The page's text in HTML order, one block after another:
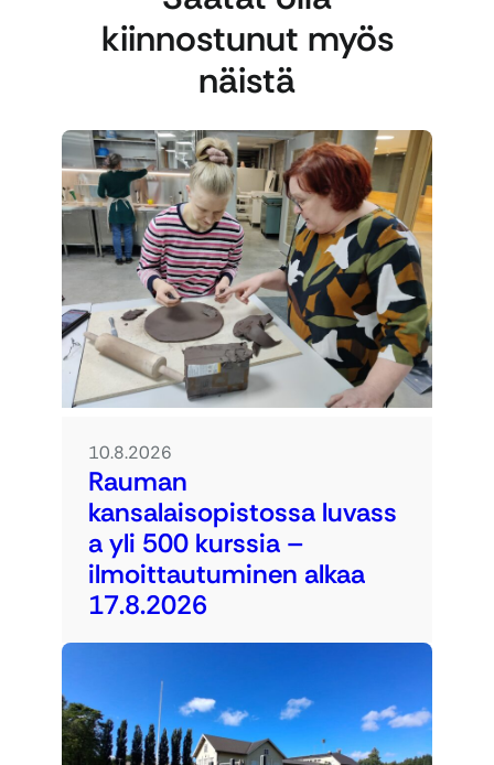
kiinnostunut myös
näistä
10.8.2026
Rauman
kansalaisopistossa luvass
a yli 500 kurssia –
ilmoittautuminen alkaa
17.8.2026